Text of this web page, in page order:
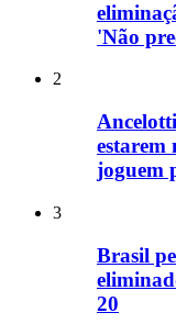
'Não
2
estarem
joguem
3
Brasil
20